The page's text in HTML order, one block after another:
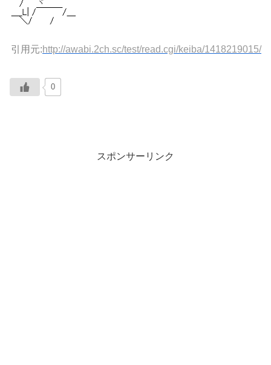
引用元:http://awabi.2ch.sc/test/read.cgi/keiba/1418219015/
0
スポンサーリンク